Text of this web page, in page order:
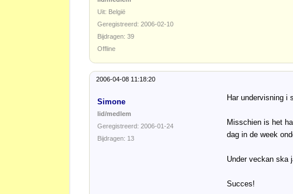
Uit: België
Geregistreerd: 2006-02-10
Bijdragen: 39
Offline
2006-04-08 11:18:20
Simone
lid/medlem
Geregistreerd: 2006-01-24
Bijdragen: 13
Har undervisning i
Misschien is het
dag in de week
Under veckan ska
Succes!